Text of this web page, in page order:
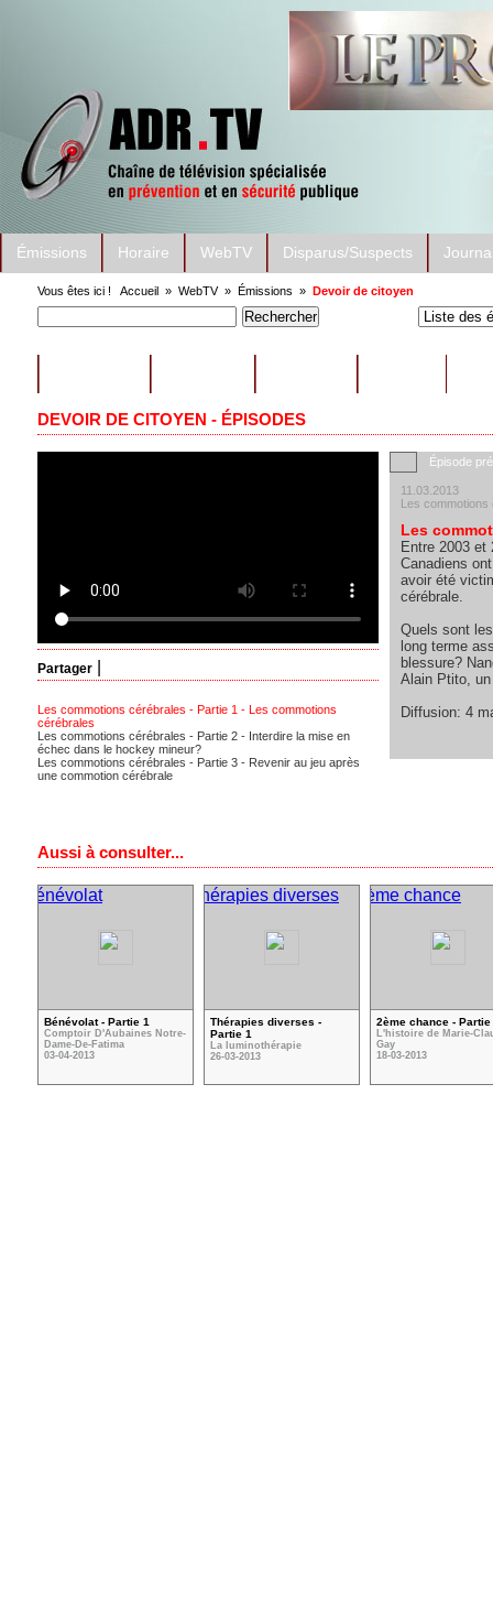
Émissions Horaire WebTV Disparus/Suspects
Vous êtes ici ! Accueil » WebTV» Émissions » Devoir de citoyen
DEVOIR DE CITOYEN - ÉPISODES
Partager
Les commotions cérébrales - Partie 1 - Les commotions
cérébrales
Les commotions cérébrales - Partie 2 - Interdire la mise en
échec dans le hockey mineur?
Les commotions cérébrales - Partie 3 - Revenir au jeu après
une commotion cérébrale
Épisode
11.03.2013
Les commotions
Les
Entre 2003 et
Canadiens
avoir été
cérébrale.
Quels sont
long terme
blessure?
Alain Ptito,
Diffusion: 4
Aussi à consulter...
Bénévolat - Partie 1
Comptoir D'Aubaines Notre-
Dame-De-Fatima
03-04-2013
Thérapies diverses -
Partie 1
La luminothérapie
26-03-2013
2ème chance - Partie
L'histoire de Marie-
Gay
18-03-2013